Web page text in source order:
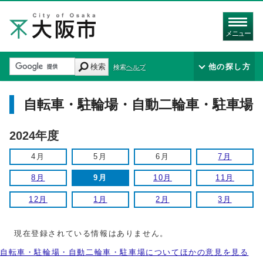
メニュー
検索 検索ヘルプ 他の探し方
自転車・駐輪場・自動二輪車・駐車場
2024年度
4月 5月 6月 7月
8月 9月 10月 11月
12月 1月 2月 3月
現在登録されている情報はありません。
自転車・駐輪場・自動二輪車・駐車場についてほかの意見を見る